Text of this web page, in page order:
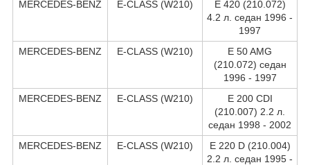
MERCEDES-BENZ E-CLASS (W210)
E 420 (210.072)
4.2 л. седан 1996 -
1997
MERCEDES-BENZ
E-CLASS (W210)
E 50 AMG
(210.072) седан
1996 - 1997
MERCEDES-BENZ
E-CLASS (W210)
E 200 CDI
(210.007) 2.2 л.
седан 1998 - 2002
MERCEDES-BENZ
E-CLASS (W210)
E 220 D (210.004)
2.2 л. седан 1995 -